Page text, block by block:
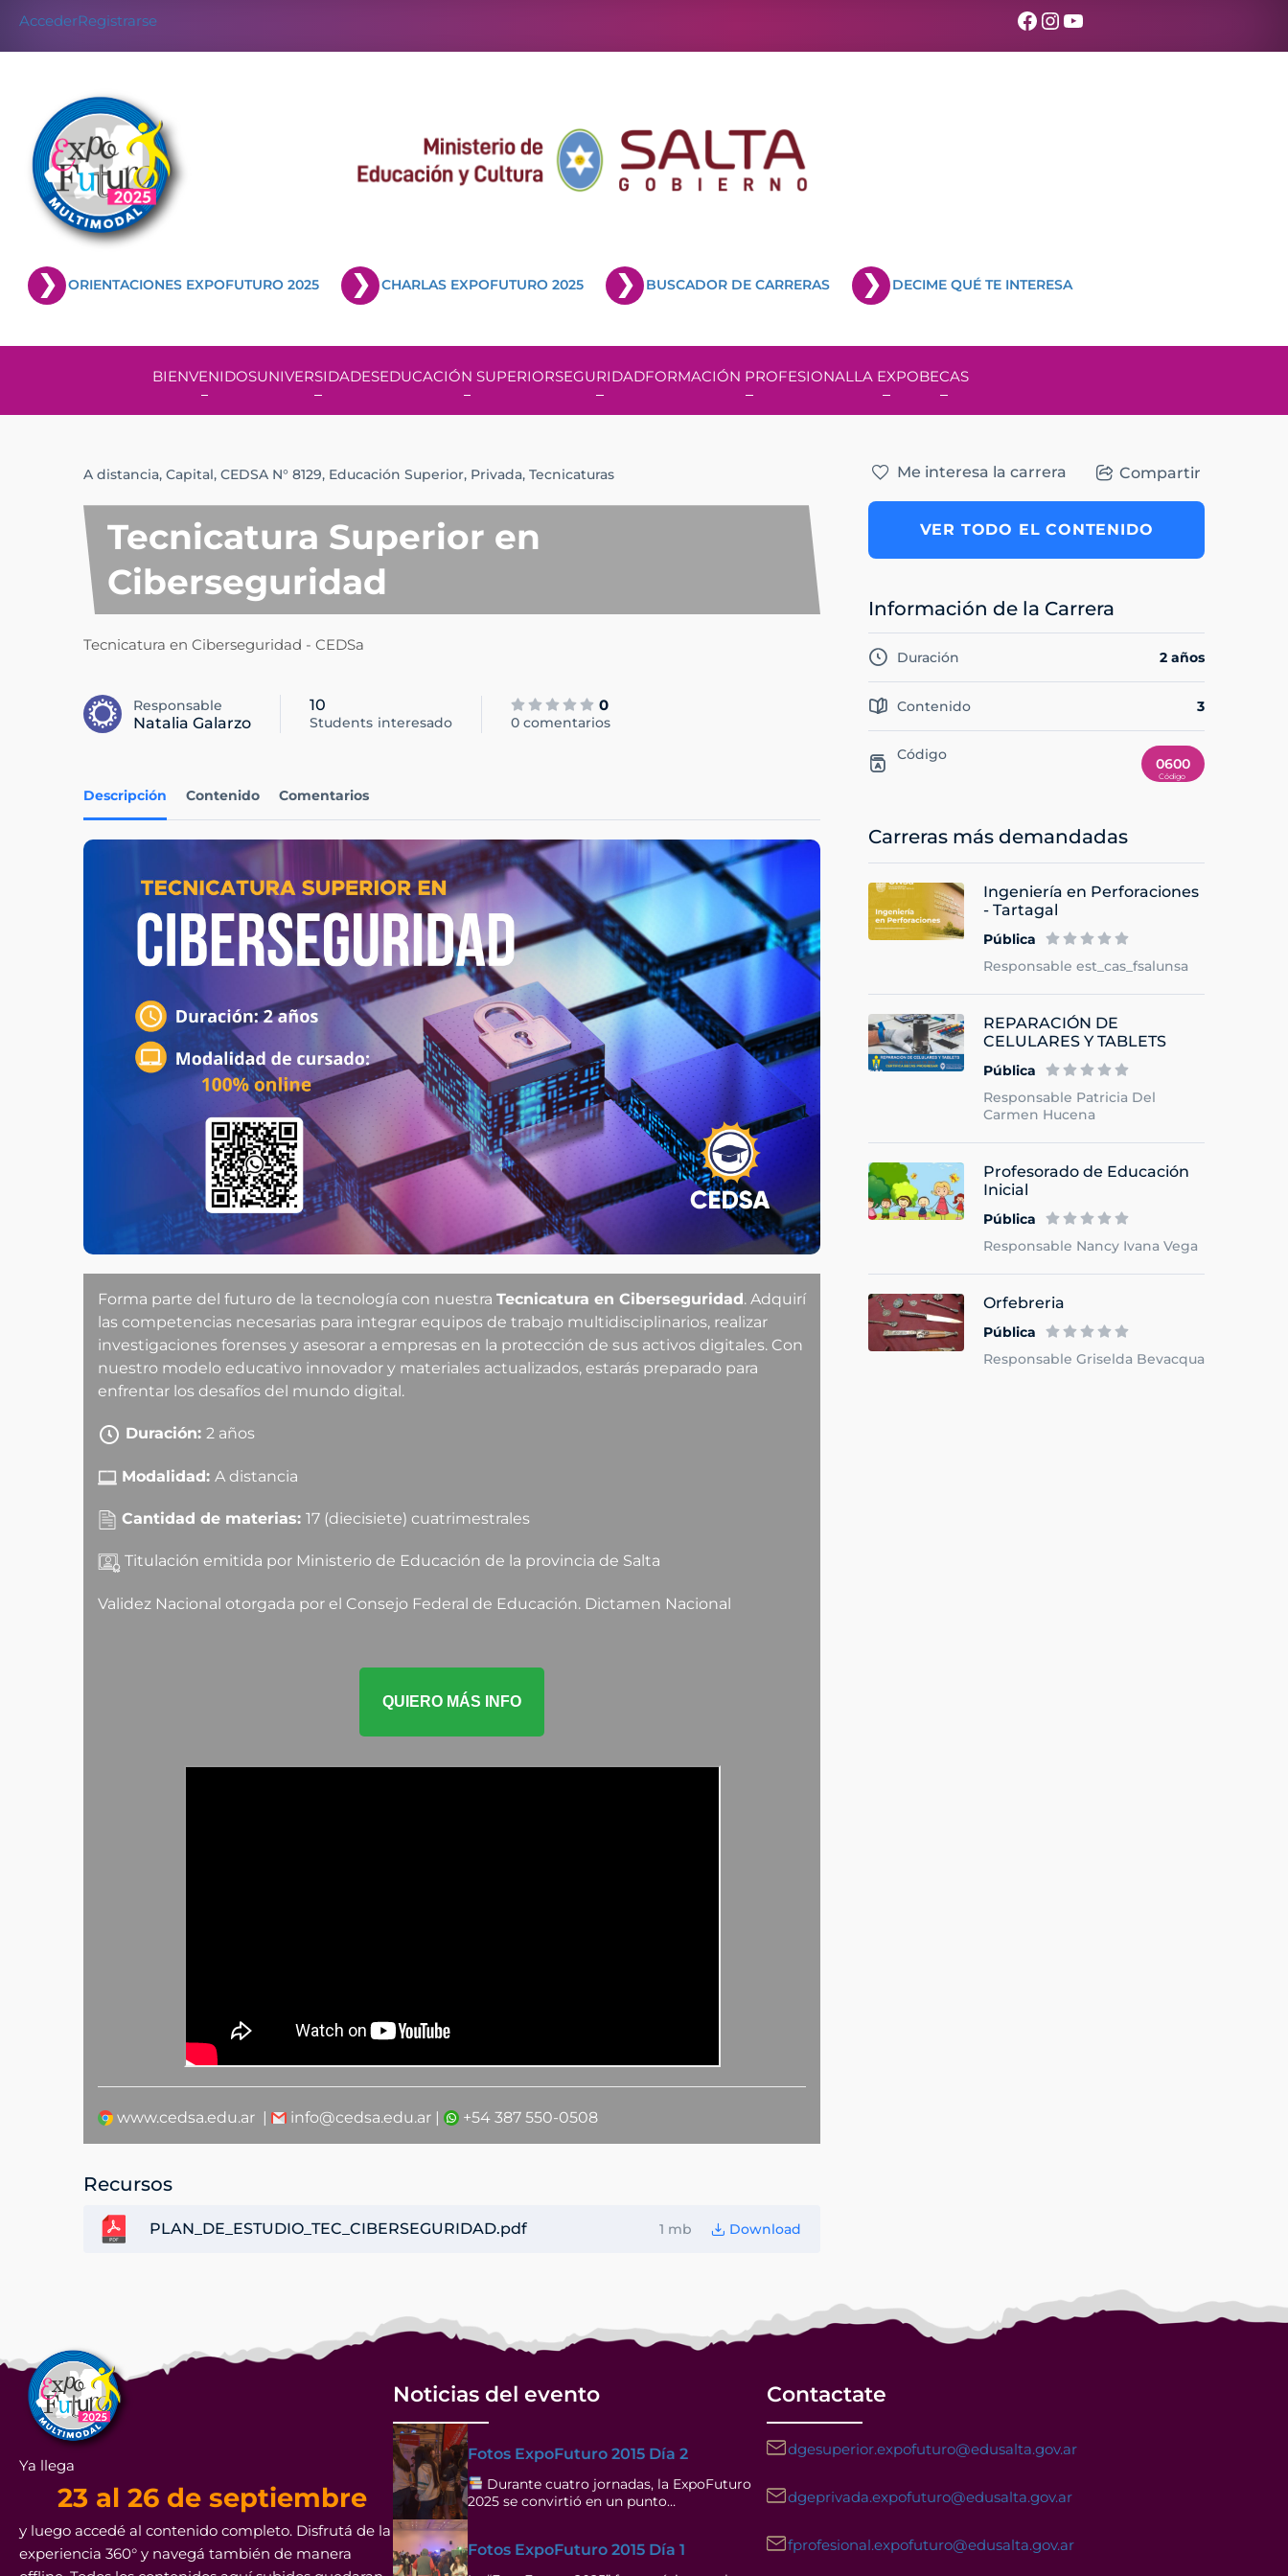
AccederRegistrarse Facebook
Instagram
YouTube
ORIENTACIONES EXPOFUTURO 2025 CHARLAS EXPOFUTURO 2025 BUSCADOR DE CARRERAS DECIME QUÉ TE INTERESA
BIENVENIDOSUNIVERSIDADESEDUCACIÓN SUPERIORSEGURIDADFORMACIÓN PROFESIONALLA EXPOBECAS
A distancia, Capital, CEDSA N° 8129, Educación Superior, Privada, Tecnicaturas
Tecnicatura Superior en
Ciberseguridad
Tecnicatura en Ciberseguridad - CEDSa
Responsable
Natalia Galarzo
10
Students interesado
0
0 comentarios
Descripción Contenido Comentarios
Forma parte del futuro de la tecnología con nuestra Tecnicatura en Ciberseguridad. Adquirí
las competencias necesarias para integrar equipos de trabajo multidisciplinarios, realizar
investigaciones forenses y asesorar a empresas en la protección de sus activos digitales. Con
nuestro modelo educativo innovador y materiales actualizados, estarás preparado para
enfrentar los desafíos del mundo digital.
Duración: 2 años
Modalidad: A distancia
Cantidad de materias: 17 (diecisiete) cuatrimestrales
Titulación emitida por Ministerio de Educación de la provincia de Salta
Validez Nacional otorgada por el Consejo Federal de Educación. Dictamen Nacional
QUIERO MÁS INFO
www.cedsa.edu.ar | info@cedsa.edu.ar | +54 387 550-0508
Recursos
PLAN_DE_ESTUDIO_TEC_CIBERSEGURIDAD.pdf 1 mb Download
Me interesa la carrera Compartir
VER TODO EL CONTENIDO
Información de la Carrera
Duración 2 años
Contenido 3
Código
0600
Carreras más demandadas
Ingeniería en Perforaciones
- Tartagal
Pública
Responsable est_cas_fsalunsa
REPARACIÓN DE
CELULARES Y TABLETS
Pública
Responsable Patricia Del
Carmen Hucena
Profesorado de Educación
Inicial
Pública
Responsable Nancy Ivana Vega
Orfebreria
Pública
Responsable Griselda Bevacqua
Ya llega
23 al 26 de septiembre
y luego accedé al contenido completo. Disfrutá de la
experiencia 360° y navegá también de manera
Noticias del evento
Fotos ExpoFuturo 2015 Día 2
Durante cuatro jornadas, la ExpoFuturo
2025 se convirtió en un punto…
Fotos ExpoFuturo 2015 Día 1
Contactate
dgesuperior.expofuturo@edusalta.gov.ar
dgeprivada.expofuturo@edusalta.gov.ar
fprofesional.expofuturo@edusalta.gov.ar